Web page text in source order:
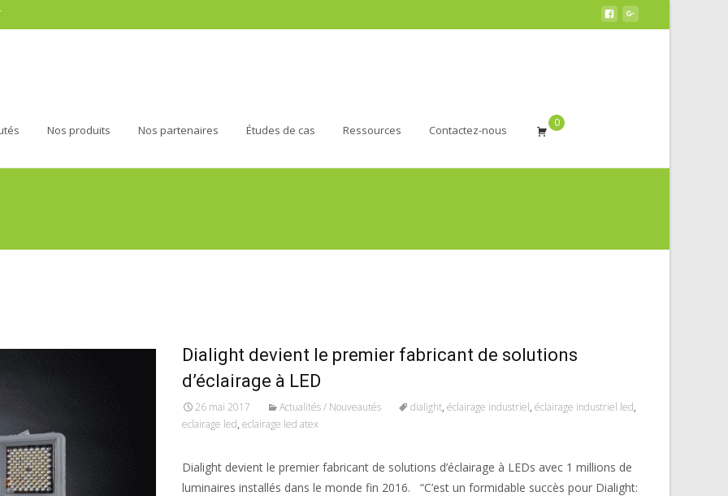
Nos produits Nos partenaires Études de cas Ressources Contactez-nous
0
Dialight devient le premier fabricant de solutions
d’éclairage à LED
26 mai 2017 Actualités / Nouveautés dialight, éclairage industriel, éclairage industriel led,
eclairage led, eclairage led atex
Dialight devient le premier fabricant de solutions d’éclairage à LEDs avec 1 millions de
luminaires installés dans le monde fin 2016. “C’est un formidable succès pour Dialight: